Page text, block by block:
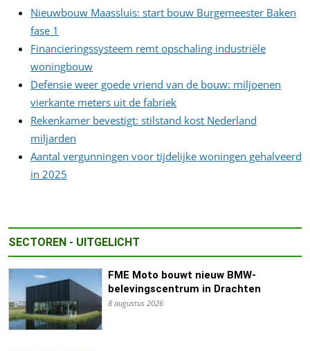
Nieuwbouw Maassluis: start bouw Burgemeester Baken
fase 1
Financieringssysteem remt opschaling industriële
woningbouw
Defensie weer goede vriend van de bouw: miljoenen
vierkante meters uit de fabriek
Rekenkamer bevestigt: stilstand kost Nederland
miljarden
Aantal vergunningen voor tijdelijke woningen gehalveerd
in 2025
SECTOREN - UITGELICHT
FME Moto bouwt nieuw BMW-
belevingscentrum in Drachten
8 augustus 2026